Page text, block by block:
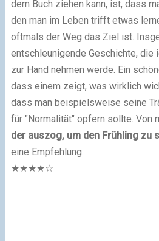
dem Buch ziehen kann, ist, dass
den man im Leben trifft etwas
oftmals der Weg das Ziel ist.
entschleunigende Geschichte, die
zur Hand nehmen werde. Ein
dass einem zeigt, was wirklich
dass man beispielsweise seine
für "Normalität" opfern sollte. Von
der auszog, um den Frühling zu
eine Empfehlung.
★★★★☆